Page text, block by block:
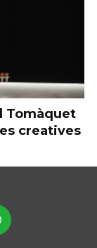
Tomàquet
creatives